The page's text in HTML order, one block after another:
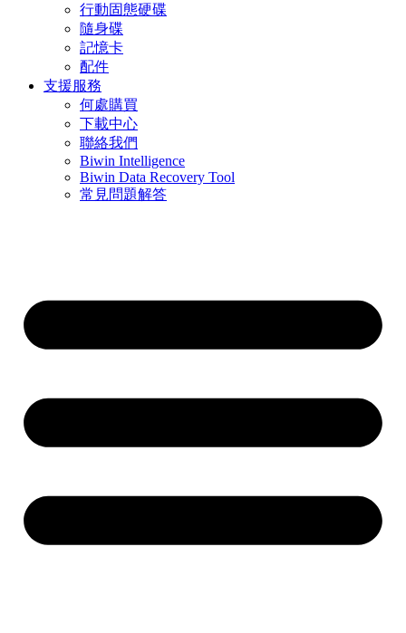
行動固態硬碟
隨身碟
記憶卡
配件
支援服務
何處購買
下載中心
聯絡我們
Biwin Intelligence
Biwin Data Recovery Tool
常見問題解答